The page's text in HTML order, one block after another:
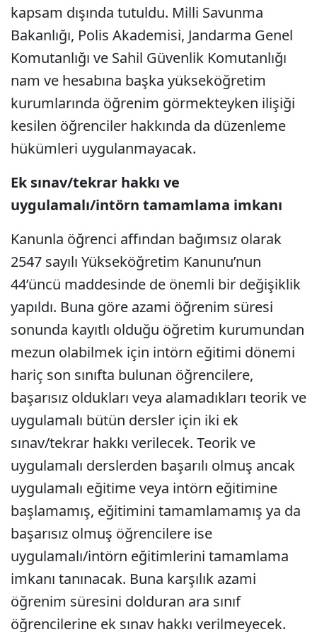
kapsam dışında tutuldu. Milli Savunma
Bakanlığı, Polis Akademisi, Jandarma Genel
Komutanlığı ve Sahil Güvenlik Komutanlığı
nam ve hesabına başka yükseköğretim
kurumlarında öğrenim görmekteyken ilişiği
kesilen öğrenciler hakkında da düzenleme
hükümleri uygulanmayacak.
Ek sınav/tekrar hakkı ve
uygulamalı/intörn tamamlama imkanı
Kanunla öğrenci affından bağımsız olarak
2547 sayılı Yükseköğretim Kanunu’nun
44’üncü maddesinde de önemli bir değişiklik
yapıldı. Buna göre azami öğrenim süresi
sonunda kayıtlı olduğu öğretim kurumundan
mezun olabilmek için intörn eğitimi dönemi
hariç son sınıfta bulunan öğrencilere,
başarısız oldukları veya alamadıkları teorik ve
uygulamalı bütün dersler için iki ek
sınav/tekrar hakkı verilecek. Teorik ve
uygulamalı derslerden başarılı olmuş ancak
uygulamalı eğitime veya intörn eğitimine
başlamamış, eğitimini tamamlamamış ya da
başarısız olmuş öğrencilere ise
uygulamalı/intörn eğitimlerini tamamlama
imkanı tanınacak. Buna karşılık azami
öğrenim süresini dolduran ara sınıf
öğrencilerine ek sınav hakkı verilmeyecek.